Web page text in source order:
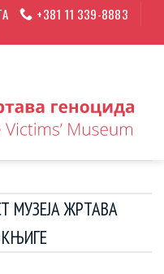
+381 11 339-8883
МУЗЕЈА ЖРТАВА